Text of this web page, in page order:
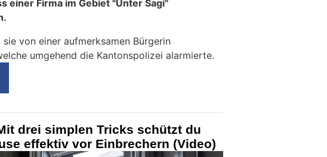
einer Firma im Gebiet "Unter Sagi"
sie von einer aufmerksamen Bürgerin
umgehend die Kantonspolizei alarmierte.
drei simplen Tricks schützt du
effektiv vor Einbrechern (Video)